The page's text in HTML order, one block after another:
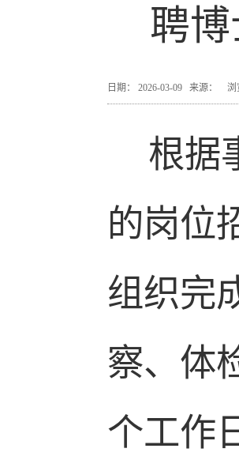
聘
日期： 2026-03-09 来源：
根据
的岗位
组织完
察、体
个工作